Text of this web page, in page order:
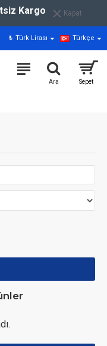
Kargo Kapat
₺ Türk Lirası Türkçe